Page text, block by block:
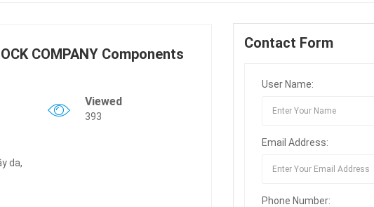
COMPANY Components
Viewed
393
da,
Contact Form
User Name:
Email Address:
Phone Number: